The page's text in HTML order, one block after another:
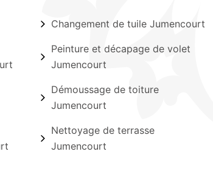
Changement de tuile Jumencourt
Peinture et décapage de volet
Jumencourt
Démoussage de toiture
Jumencourt
Nettoyage de terrasse
Jumencourt